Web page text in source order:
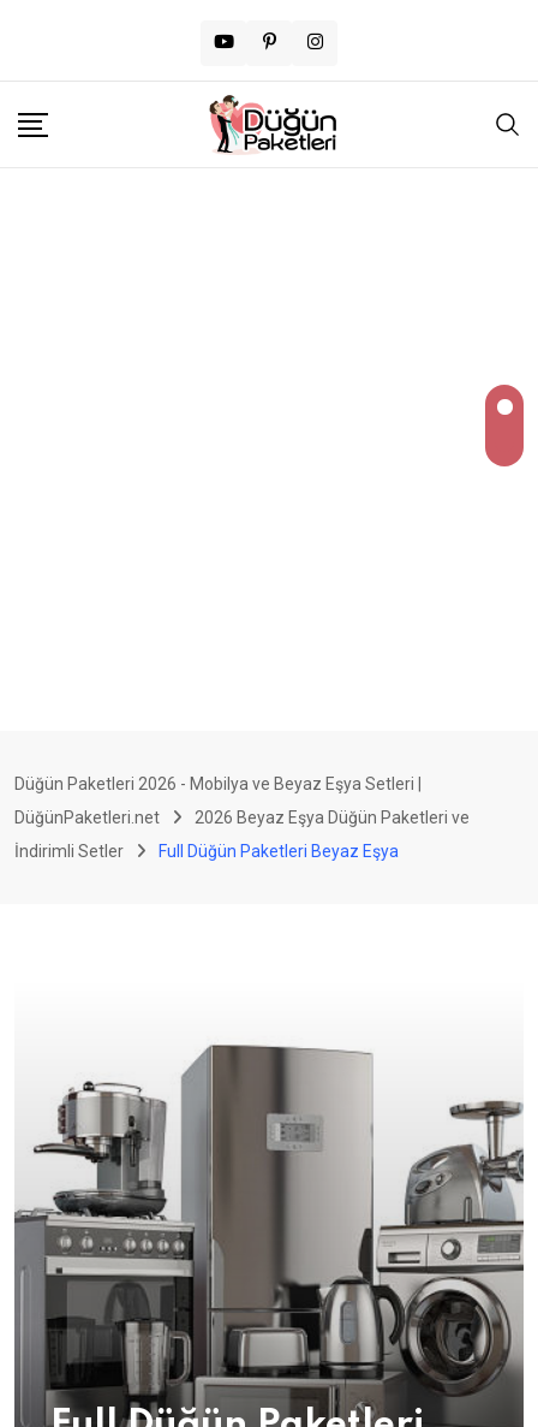
Düğün Paketleri 2026 - Mobilya ve Beyaz Eşya Setleri |
DüğünPaketleri.net
2026 Beyaz Eşya Düğün Paketleri ve
İndirimli Setler
Full Düğün Paketleri Beyaz Eşya